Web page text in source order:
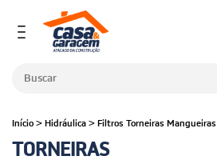
Início > Hidráulica > Filtros Torneiras Mangueiras
TORNEIRAS